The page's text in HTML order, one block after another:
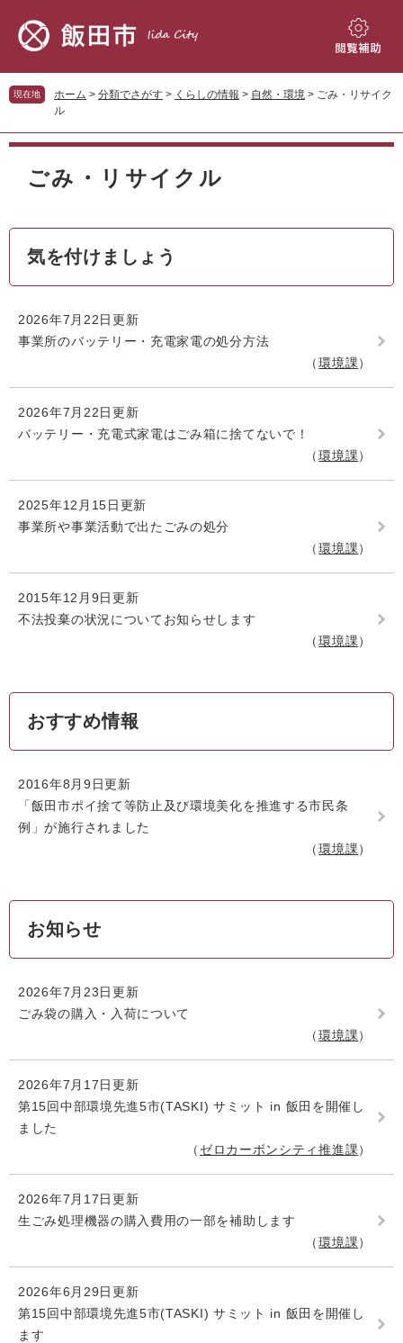
先
頭
す。
を
飛
し
閲
補
現在地 ホーム > 分類でさがす > くらしの情報 > 自然・環境 > ごみ・リサイク
ル
本
ごみ・リサイクル
気を付けましょう
2026年7月22日更新
事業所のバッテリー・充電家電の処分方法
環境課
2026年7月22日更新
バッテリー・充電式家電はごみ箱に捨てないで！
環境課
2025年12月15日更新
事業所や事業活動で出たごみの処分
環境課
2015年12月9日更新
不法投棄の状況についてお知らせします
環境課
おすすめ情報
2016年8月9日更新
「飯田市ポイ捨て等防止及び環境美化を推進する市民条
例」が施行されました
環境課
お知らせ
2026年7月23日更新
ごみ袋の購入・入荷について
環境課
2026年7月17日更新
第15回中部環境先進5市(TASKI) サミット in 飯田を開催し
ました
ゼロカーボンシティ推進課
2026年7月17日更新
生ごみ処理機器の購入費用の一部を補助します
環境課
2026年6月29日更新
第15回中部環境先進5市(TASKI) サミット in 飯田を開催し
ます